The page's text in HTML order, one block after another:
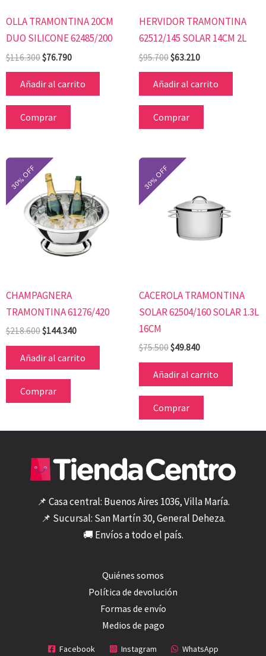
OLLA TRAMONTINA 20CM
DUO SILICONE 62485/200
$116.300$76.790
Añadir al carrito
Comprar
HERVIDOR TRAMONTINA
62512/145 SOLAR 14CM 2L
$95.700$63.210
Añadir al carrito
Comprar
CHAMPAGNERA
TRAMONTINA 61276/420
$218.600
El
precio
original
era:
$218.600.
$144.340
precio
actual
es:
$144.340.
Añadir al carrito
Comprar
CACEROLA TRAMONTINA
SOLAR 62504/160 SOLAR 1.3L
16CM
$75.500
precio
$75.500.
$49.840
es:
$49.840.
Añadir al carrito
Comprar
📌 Casa central: Buenos Aires 1036, Villa María.
📌 Sucursal: San Martín 30, General Deheza.
🚚 Envíos a todo el país.
Quiénes somos
Política de devolución
Formas de envío
Medios de pago
Facebook Instagram WhatsApp